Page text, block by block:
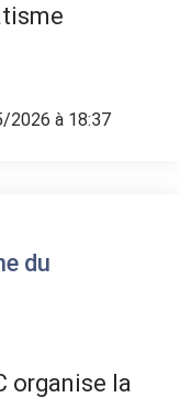
2026 à 18:37
du
organise la